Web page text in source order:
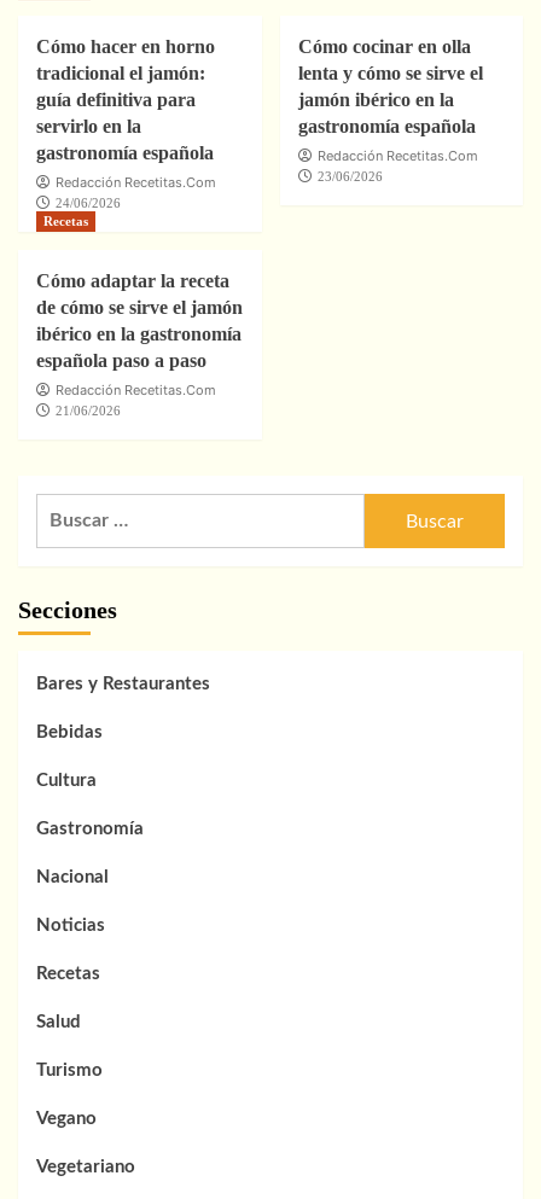
Cómo hacer en horno
tradicional el jamón:
guía definitiva para
servirlo en la
gastronomía española
Redacción Recetitas.Com
24/06/2026
Cómo cocinar en olla
lenta y cómo se sirve el
jamón ibérico en la
gastronomía española
Redacción Recetitas.Com
23/06/2026
Recetas
Cómo adaptar la receta
de cómo se sirve el jamón
ibérico en la gastronomía
española paso a paso
Redacción Recetitas.Com
21/06/2026
Secciones
Bares y Restaurantes
Bebidas
Cultura
Gastronomía
Nacional
Noticias
Recetas
Salud
Turismo
Vegano
Vegetariano